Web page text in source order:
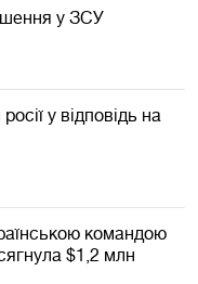
у ЗСУ
у відповідь на
командою
$1,2 млн